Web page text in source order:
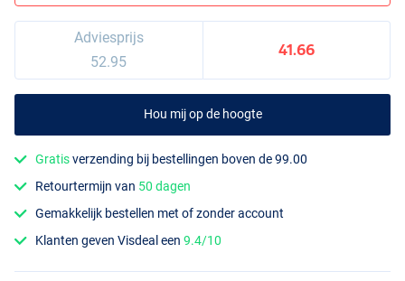
Adviesprijs
52.95
41.66
Hou mij op de hoogte
Gratisverzending bij bestellingen boven de 99.00
Retourtermijn van 50 dagen
Gemakkelijk bestellen met of zonder account
Klanten geven Visdeal een9.4/10